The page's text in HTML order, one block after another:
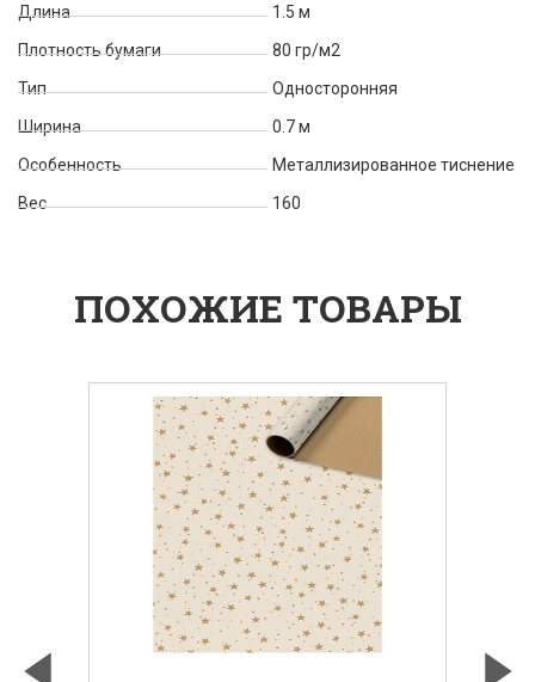
Длина
1.5 м
Плотность бумаги
80 гр/м2
Тип
Односторонняя
Ширина
0.7 м
Особенность
Металлизированное тиснение
Вес
160
ПОХОЖИЕ ТОВАРЫ